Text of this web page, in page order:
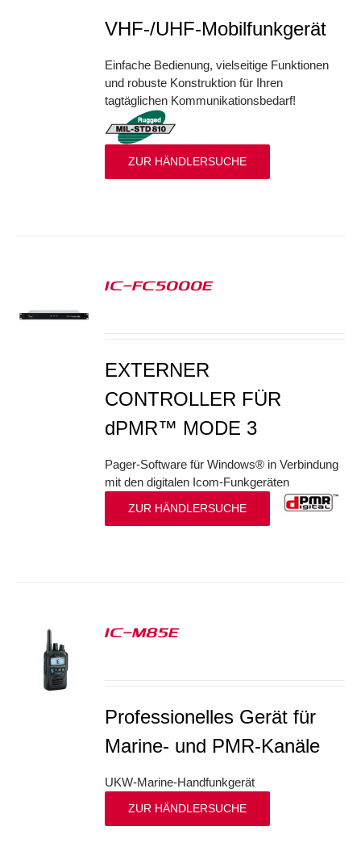
VHF-/UHF-Mobilfunkgerät
Einfache Bedienung, vielseitige Funktionen
und robuste Konstruktion für Ihren
tagtäglichen Kommunikationsbedarf!
ZUR HÄNDLERSUCHE
IC-FC5000E
EXTERNER
CONTROLLER FÜR
dPMR™ MODE 3
Pager-Software für Windows® in Verbindung
mit den digitalen Icom-Funkgeräten
ZUR HÄNDLERSUCHE
IC-M85E
Professionelles Gerät für
Marine- und PMR-Kanäle
UKW-Marine-Handfunkgerät
ZUR HÄNDLERSUCHE